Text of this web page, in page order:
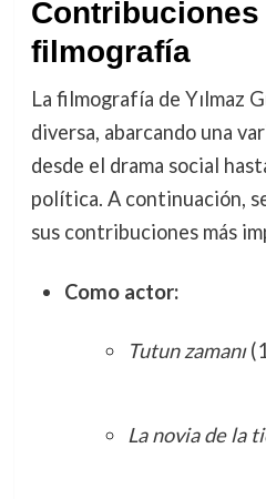
Contribuciones
filmografía
La filmografía de Yılmaz
diversa, abarcando una
desde el drama social
política. A continuación,
sus contribuciones más
Como actor:
Tutun zamanı
La novia de la